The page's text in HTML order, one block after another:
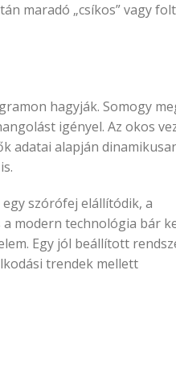
maradó „csíkos” vagy
hagyják. Somogy
igényel. Az okos
adatai alapján
szórófej elállítódik, a
modern technológia bár
Egy jól beállított
trendek mellett